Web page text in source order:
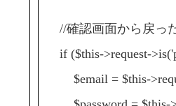
//確認画面から戻っ
if ($this->request-
$email = $this-